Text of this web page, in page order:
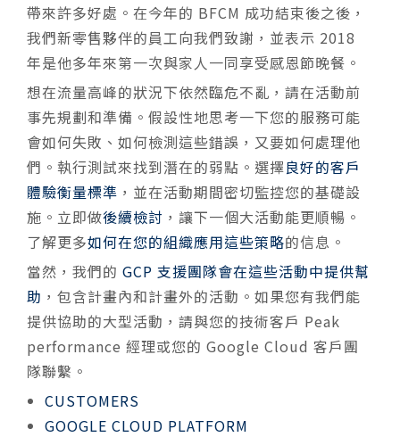
帶來許多好處。在今年的 BFCM 成功結束後之後，
我們新零售夥伴的員工向我們致謝，並表示 2018
年是他多年來第一次與家人一同享受感恩節晚餐。
想在流量高峰的狀況下依然臨危不亂，請在活動前
事先規劃和準備。假設性地思考一下您的服務可能
會如何失敗、如何檢測這些錯誤，又要如何處理他
們。執行測試來找到潛在的弱點。 選擇良好的客戶
體驗衡量標準 ，並在活動期間密切監控您的基礎設
施。立即做後續檢討 ，讓下一個大活動能更順暢。
了解更多如何在您的組織應用這些策略的信息。
當然，我們的 GCP 支援團隊會在這些活動中提供幫
助 ，包含計畫內和計畫外的活動。如果您有我們能
提供協助的大型活動， 請與您的技術客戶 Peak
performance 經理或您的 Google Cloud 客戶團
隊聯繫。
CUSTOMERS
GOOGLE CLOUD PLATFORM